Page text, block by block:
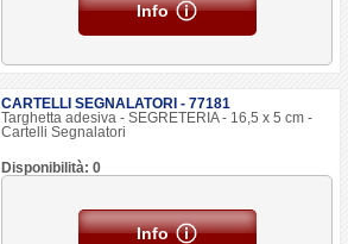
Info
CARTELLI SEGNALATORI - 77181
Targhetta adesiva - SEGRETERIA - 16,5 x 5 cm -
Cartelli Segnalatori
Disponibilità: 0
Info